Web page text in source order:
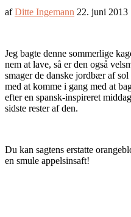
afDitte Ingemann 22. juni 2013
Jeg bagte denne sommerlige
nem at lave, så er den også
smager de danske jordbær af
med at komme i gang med at
efter en spansk-inspireret
sidste rester af den.
Du kan sagtens erstatte
en smule appelsinsaft!